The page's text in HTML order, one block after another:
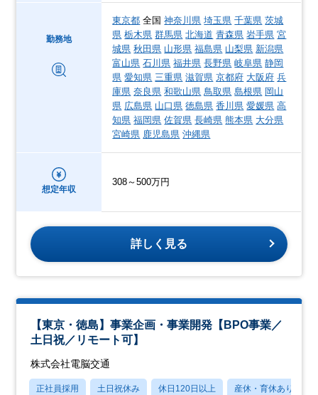
勤務地
東京都 全国神奈川県 埼玉県 千葉県 茨城
県 栃木県 群馬県 北海道 青森県 岩手県 宮
城県 秋田県 山形県 福島県 山梨県 新潟県
富山県 石川県 福井県 長野県 岐阜県 静岡
県 愛知県 三重県 滋賀県 京都府 大阪府 兵
庫県 奈良県 和歌山県 鳥取県 島根県 岡山
県 広島県 山口県 徳島県 香川県 愛媛県 高
知県 福岡県 佐賀県 長崎県 熊本県 大分県
宮崎県 鹿児島県 沖縄県
想定年収
308～500万円
詳しく見る
【東京・徳島】事業企画・事業開発【BPO事業／
土日祝／リモート可】
株式会社電脳交通
正社員採用 土日祝休み 休日120日以上 産休・育休あり